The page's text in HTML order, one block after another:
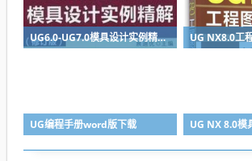
UG6.0-UG7.0模具设计实例精解视频教程
UG编程手册word版下载